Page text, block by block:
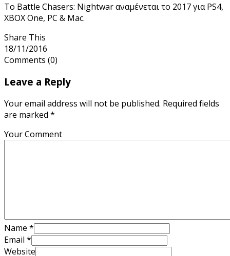
Το Battle Chasers: Nightwar αναμένεται το 2017 για PS4,
XBOX One, PC & Mac.
Share This
18/11/2016
Comments (0)
Leave a Reply
Your email address will not be published. Required fields
are marked *
Your Comment
Name *
Email *
Website